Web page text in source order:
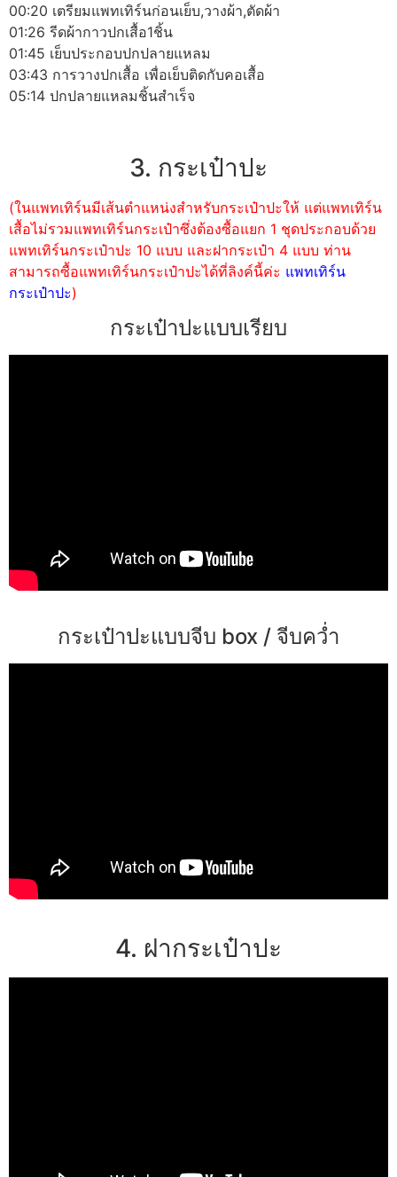
00:20 เตรียมแพทเทิร์นก่อนเย็บ,วางผ้า,ตัดผ้า
01:26 รีดผ้ากาวปกเสื้อ1ชิ้น
01:45 เย็บประกอบปกปลายแหลม
03:43 การวางปกเสื้อ เพื่อเย็บติดกับคอเสื้อ
05:14 ปกปลายแหลมชิ้นสำเร็จ
3. กระเป๋าปะ
(ในแพทเทิร์นมีเส้นตำแหน่งสำหรับกระเป๋าปะให้ แต่แพทเทิร์น
เสื้อไม่รวมแพทเทิร์นกระเป๋าซึ่งต้องซื้อแยก 1 ชุดประกอบด้วย
แพทเทิร์นกระเป๋าปะ 10 แบบ และฝากระเป๋า 4 แบบ ท่าน
สามารถซื้อแพทเทิร์นกระเป๋าปะได้ที่ลิงค์นี้ค่ะ แพทเทิร์น
กระเป๋าปะ)
กระเป๋าปะแบบเรียบ
กระเป๋าปะแบบจีบ box / จีบคว่ำ
4. ฝากระเป๋าปะ